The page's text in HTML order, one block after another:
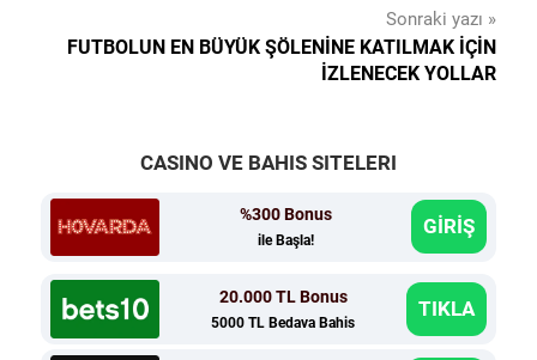
Sonraki yazı
FUTBOLUN EN BÜYÜK ŞÖLENINE KATILMAK İÇIN
İZLENECEK YOLLAR
CASINO VE BAHIS SITELERI
%300 Bonus
ile Başla!
GİRİŞ
20.000 TL Bonus
5000 TL Bedava Bahis
TIKLA